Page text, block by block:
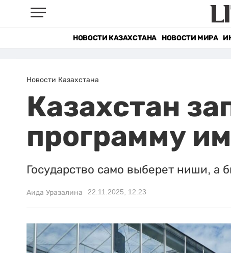
НОВОСТИ КАЗАХСТАНА НОВОСТИ МИРА
Новости Казахстана
Казахстан
программу
Государство само выберет ниши, а
Аида Уразалина 22.11.2025, 12:23